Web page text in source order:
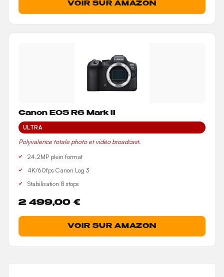
VOIR SUR AMAZON
Canon EOS R6 Mark II
ULTRA
Polyvalence totale photo et vidéo broadcast.
24.2MP plein format
4K/60fps Canon Log 3
Stabilisation 8 stops
2 499,00 €
VOIR SUR AMAZON